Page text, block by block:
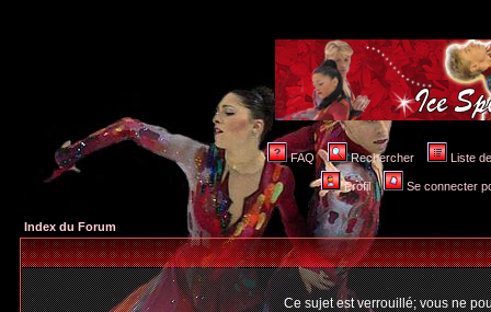
FAQ Rechercher Liste
Profil Se connecter
Index du Forum
Ce sujet est verrouillé; vous ne